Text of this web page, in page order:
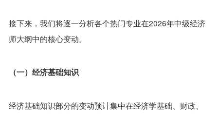
接下来，我们将逐一分析各个热门专业在2026年中级经济
师大纲中的核心变动。
（一）经济基础知识
经济基础知识部分的变动预计集中在经济学基础、财政、